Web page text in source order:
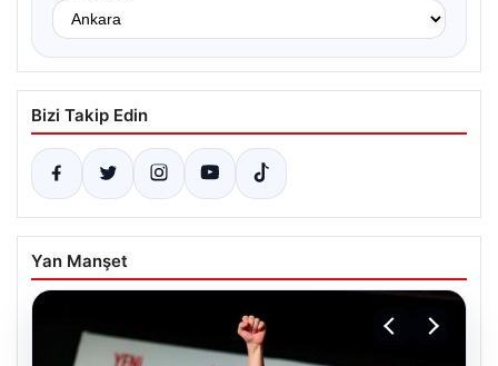
Bizi Takip Edin
Yan Manşet